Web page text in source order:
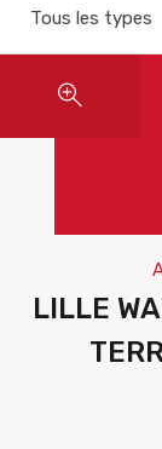
Tous les types
LILLE